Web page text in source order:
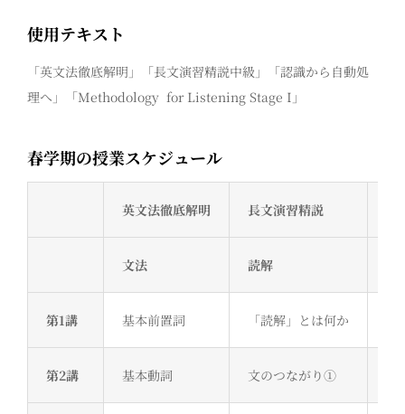
使用テキスト
「英文法徹底解明」「長文演習精説中級」「認識から自動処
理へ」「Methodology for Listening Stage I」
春学期の授業スケジュール
英文法徹底解明 長文演習精説
文法 読解
第1講 基本前置詞 「読解」とは何か
第2講 基本動詞 文のつながり①